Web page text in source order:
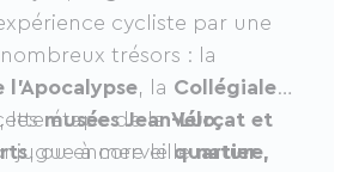
cycliste par une
trésors : la
l’Apocalypse, la Collégiale
, lesmusées Jean-Lurçat et
, ou encore le quartier
étape de laVélo
à merveillenature,